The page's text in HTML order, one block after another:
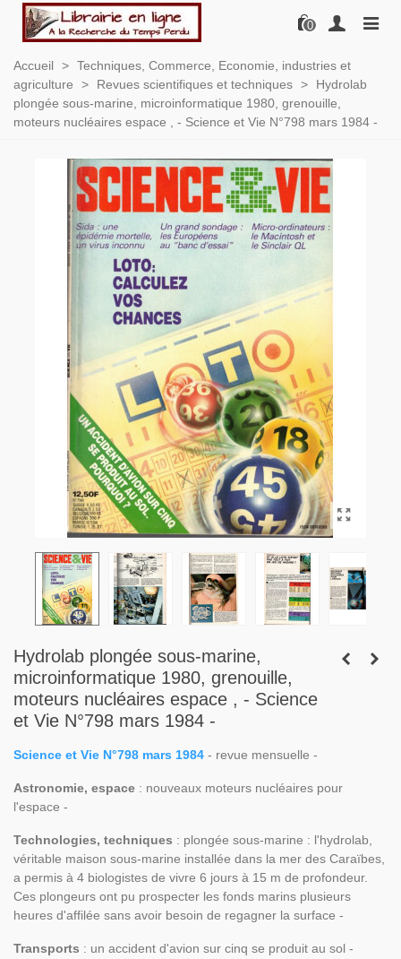
0
Accueil > Techniques, Commerce, Economie, industries et
agriculture
> Revues scientifiques et techniques >
Hydrolab
plongée sous-marine, microinformatique 1980, grenouille,
moteurs nucléaires espace , - Science et Vie N°798 mars 1984 -
Hydrolab plongée sous-marine,
microinformatique 1980, grenouille,
moteurs nucléaires espace , - Science
et Vie N°798 mars 1984 -
Science et Vie N°798 mars 1984 - revue mensuelle -
Astronomie, espace : nouveaux moteurs nucléaires pour
l'espace -
Technologies, techniques : plongée sous-marine : l'hydrolab,
véritable maison sous-marine installée dans la mer des Caraïbes,
a permis à 4 biologistes de vivre 6 jours à 15 m de profondeur.
Ces plongeurs ont pu prospecter les fonds marins plusieurs
heures d'affilée sans avoir besoin de regagner la surface -
Transports : un accident d'avion sur cinq se produit au sol -